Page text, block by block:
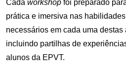
Cada workshop foi preparado
prática e imersiva nas
necessários em cada uma destas
incluindo partilhas de
alunos da EPVT.